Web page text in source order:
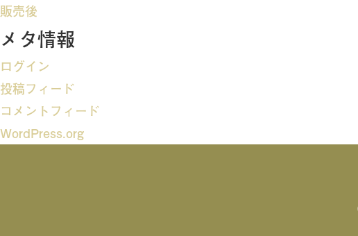
ー
シ
ョ
ン
販売後
メタ情報
ログイン
投稿フィード
コメントフィード
WordPress.org